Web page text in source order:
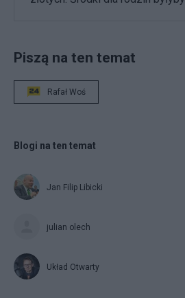
Piszą na ten temat
Rafał Woś
Blogi na ten temat
Jan Filip Libicki
julian olech
Układ Otwarty